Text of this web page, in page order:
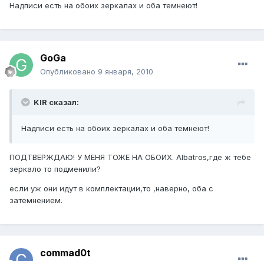
Надписи есть на обоих зеркалах и оба темнеют!
GoGa
Опубликовано 9 января, 2010
KIR сказал:
Надписи есть на обоих зеркалах и оба темнеют!
ПОДТВЕРЖДАЮ! У МЕНЯ ТОЖЕ НА ОБОИХ. Albatros,где ж тебе
зеркало то подменили?
если уж они идут в комплектации,то ,наверно, оба с
затемнением.
commad0t